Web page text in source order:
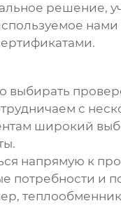
решение,
нами
с
широкий
напрямую к
потребности и